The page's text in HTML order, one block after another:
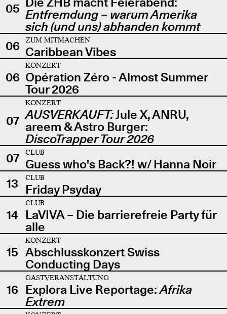
05 Entfremdung – warum Amerika
sich (und uns) abhanden kommt
06
ZUM MITMACHEN
Caribbean Vibes
06
KONZERT
Opération Zéro - Almost Summer
Tour 2026
07
KONZERT
AUSVERKAUFT:Jule X, ANRU,
areem & Astro Burger:
DiscoTrapper Tour 2026
07
CLUB
Guess who's Back?! w/ Hanna Noir
13
CLUB
Friday Psyday
14
CLUB
LaVIVA – Die barrierefreie Party für
alle
15
KONZERT
Abschlusskonzert Swiss
Conducting Days
16
GASTVERANSTALTUNG
Explora Live Reportage:Afrika
Extrem